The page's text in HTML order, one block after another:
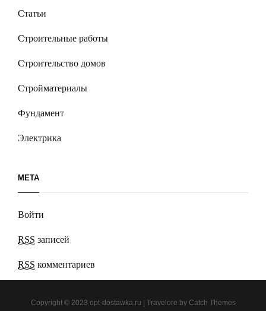
Статьи
Строительные работы
Строительство домов
Стройматериалы
Фундамент
Электрика
МЕТА
Войти
RSS записей
RSS комментариев
Copyright © 2023 opt-dostawka.ru | Travelore by Catch Themes